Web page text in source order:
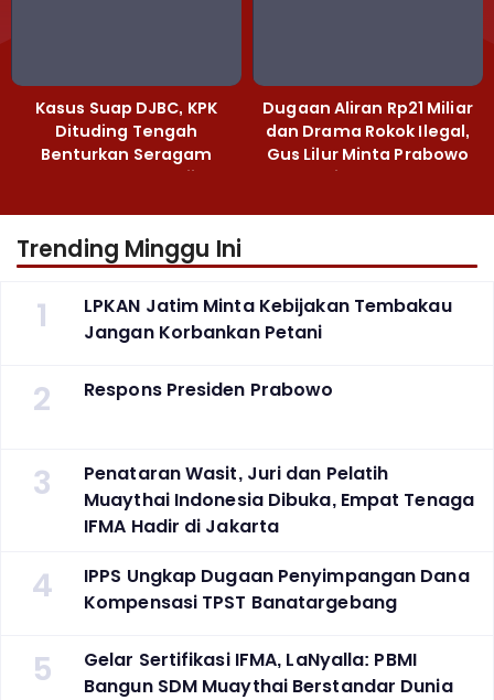
Kasus Suap DJBC, KPK
Dituding Tengah
Benturkan Seragam
Cokelat dengan Hijau
Dugaan Aliran Rp21 Miliar
dan Drama Rokok Ilegal,
Gus Lilur Minta Prabowo
Bertindak Tegas
Trending Minggu Ini
1
LPKAN Jatim Minta Kebijakan Tembakau
Jangan Korbankan Petani
2 Respons Presiden Prabowo
3
Penataran Wasit, Juri dan Pelatih
Muaythai Indonesia Dibuka, Empat Tenaga
IFMA Hadir di Jakarta
4
IPPS Ungkap Dugaan Penyimpangan Dana
Kompensasi TPST Banatargebang
5
Gelar Sertifikasi IFMA, LaNyalla: PBMI
Bangun SDM Muaythai Berstandar Dunia